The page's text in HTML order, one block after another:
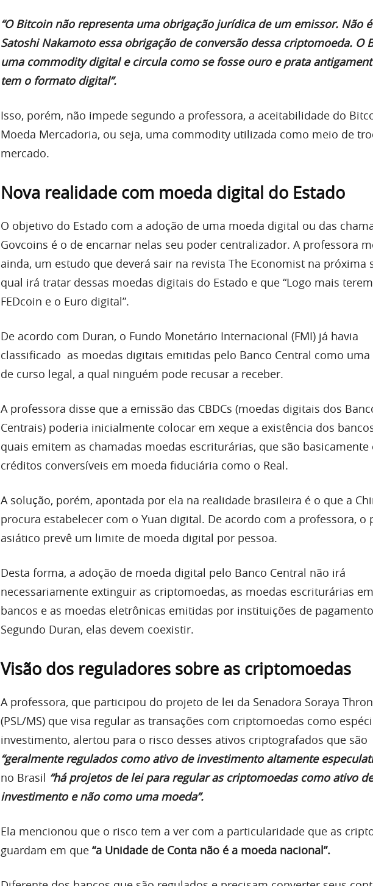
“O Bitcoin não representa uma obrigação jurídica de um emissor. Não
Satoshi Nakamoto essa obrigação de conversão dessa criptomoeda. O
uma commodity digital e circula como se fosse ouro e prata
tem o formato digital”.
Isso, porém, não impede segundo a professora, a aceitabilidade do
Moeda Mercadoria, ou seja, uma commodity utilizada como meio de
mercado.
Nova realidade com moeda digital do Estado
O objetivo do Estado com a adoção de uma moeda digital ou das
Govcoins é o de encarnar nelas seu poder centralizador. A professora
ainda, um estudo que deverá sair na revista The Economist na próxima
qual irá tratar dessas moedas digitais do Estado e que “Logo mais
FEDcoin e o Euro digital”.
De acordo com Duran, o Fundo Monetário Internacional (FMI) já havia
classificado as moedas digitais emitidas pelo Banco Central como uma
de curso legal, a qual ninguém pode recusar a receber.
A professora disse que a emissão das CBDCs (moedas digitais dos
Centrais) poderia inicialmente colocar em xeque a existência dos
quais emitem as chamadas moedas escriturárias, que são basicamente
créditos conversíveis em moeda fiduciária como o Real.
A solução, porém, apontada por ela na realidade brasileira é o que a
procura estabelecer com o Yuan digital. De acordo com a professora, o
asiático prevê um limite de moeda digital por pessoa.
Desta forma, a adoção de moeda digital pelo Banco Central não irá
necessariamente extinguir as criptomoedas, as moedas escriturárias
bancos e as moedas eletrônicas emitidas por instituições de
Segundo Duran, elas devem coexistir.
Visão dos reguladores sobre as criptomoedas
A professora, que participou do projeto de lei da Senadora Soraya
(PSL/MS) que visa regular as transações com criptomoedas como
investimento, alertou para o risco desses ativos criptografados que são
“geralmente regulados como ativo de investimento altamente
no Brasil “há projetos de lei para regular as criptomoedas como ativo de
investimento e não como uma moeda”.
Ela mencionou que o risco tem a ver com a particularidade que as
guardam em que “a Unidade de Conta não é a moeda nacional”.